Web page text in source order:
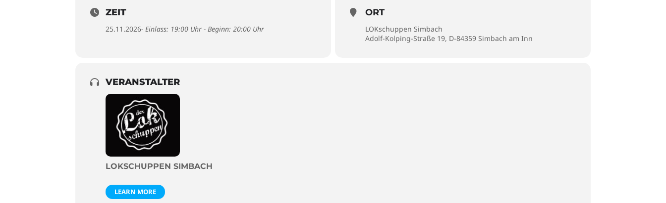
ZEIT
25.11.2026- Einlass: 19:00 Uhr - Beginn: 20:00 Uhr
ORT
LOKschuppen Simbach
Adolf-Kolping-Straße 19, D-84359 Simbach am Inn
VERANSTALTER
LOKSCHUPPEN SIMBACH
LEARN MORE